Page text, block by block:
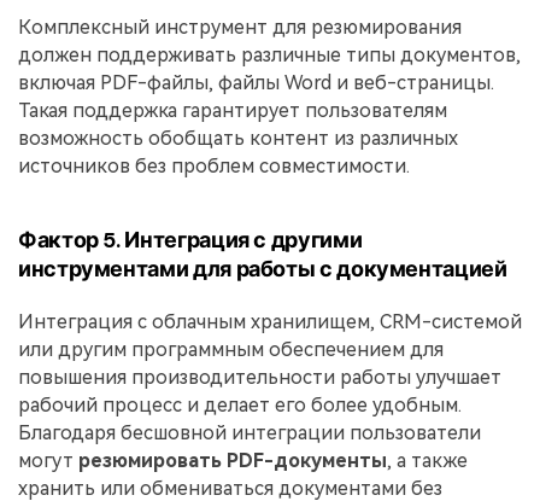
Комплексный инструмент для резюмирования
должен поддерживать различные типы документов,
включая PDF-файлы, файлы Word и веб-страницы.
Такая поддержка гарантирует пользователям
возможность обобщать контент из различных
источников без проблем совместимости.
Фактор 5. Интеграция с другими
инструментами для работы с документацией
Интеграция с облачным хранилищем, CRM-системой
или другим программным обеспечением для
повышения производительности работы улучшает
рабочий процесс и делает его более удобным.
Благодаря бесшовной интеграции пользователи
могут резюмировать PDF-документы, а также
хранить или обмениваться документами без